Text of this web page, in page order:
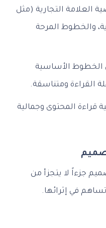
التجارية (مثل
والخطوط المرحة
الخطوط الأساسية
القراءة ومتناسقة.
قراءة المحتوى وجمالية
جزءاً لا يتجزأ من
في إثرائها.